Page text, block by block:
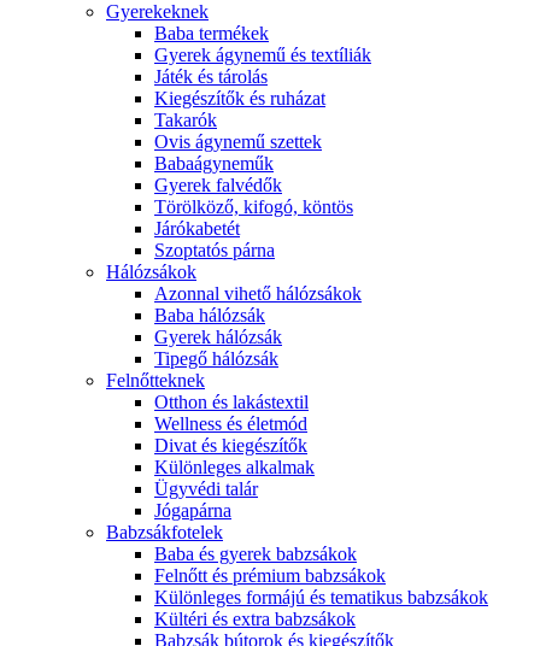
Gyerekeknek
Baba termékek
Gyerek ágynemű és textíliák
Játék és tárolás
Kiegészítők és ruházat
Takarók
Ovis ágynemű szettek
Babaágyneműk
Gyerek falvédők
Törölköző, kifogó, köntös
Járókabetét
Szoptatós párna
Hálózsákok
Azonnal vihető hálózsákok
Baba hálózsák
Gyerek hálózsák
Tipegő hálózsák
Felnőtteknek
Otthon és lakástextil
Wellness és életmód
Divat és kiegészítők
Különleges alkalmak
Ügyvédi talár
Jógapárna
Babzsákfotelek
Baba és gyerek babzsákok
Felnőtt és prémium babzsákok
Különleges formájú és tematikus babzsákok
Kültéri és extra babzsákok
Babzsák bútorok és kiegészítők